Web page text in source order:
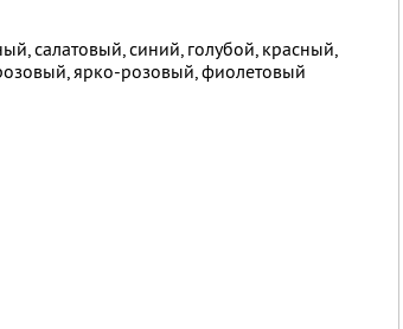
салатовый, синий, голубой, красный,
ярко-розовый, фиолетовый